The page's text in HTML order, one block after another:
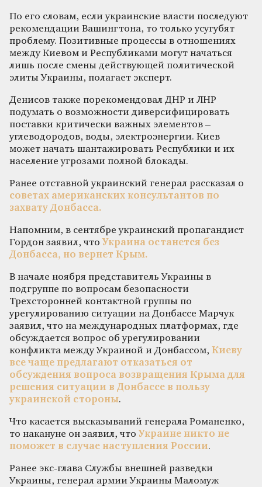
По его словам, если украинские власти последуют
рекомендации Вашингтона, то только усугубят
проблему. Позитивные процессы в отношениях
между Киевом и Республиками могут начаться
лишь после смены действующей политической
элиты Украины, полагает эксперт.
Денисов также порекомендовал ДНР и ЛНР
подумать о возможности диверсифицировать
поставки критически важных элементов –
углеводородов, воды, электроэнергии. Киев
может начать шантажировать Республики и их
население угрозами полной блокады.
Ранее отставной украинский генерал рассказал о
советах американских консультантов по
захвату Донбасса.
Напомним, в сентябре украинский пропагандист
Гордон заявил, что Украина останется без
Донбасса, но вернет Крым.
В начале ноября представитель Украины в
подгруппе по вопросам безопасности
Трехсторонней контактной группы по
урегулированию ситуации на Донбассе Марчук
заявил, что на международных платформах, где
обсуждается вопрос об урегулировании
конфликта между Украиной и Донбассом, Киеву
все чаще предлагают отказаться от
обсуждения вопроса возвращения Крыма для
решения ситуации в Донбассе в пользу
украинской стороны.
Что касается высказываний генерала Романенко,
то накануне он заявил, что Украине никто не
поможет в случае наступления России.
Ранее экс-глава Службы внешней разведки
Украины, генерал армии Украины Маломуж